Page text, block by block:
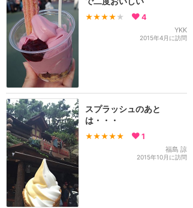
★★★★ ★ 4
YKK
2015年4月に訪問
スプラッシュのあと
は・・・
★★★★★ 1
福島 諒
2015年10月に訪問